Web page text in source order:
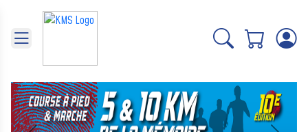
Panneau de gestion des cookies